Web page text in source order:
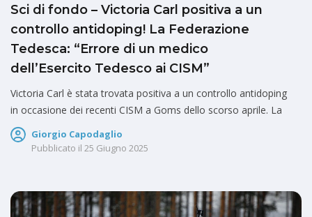
Sci di fondo – Victoria Carl positiva a un
controllo antidoping! La Federazione
Tedesca: “Errore di un medico
dell’Esercito Tedesco ai CISM”
Victoria Carl è stata trovata positiva a un controllo antidoping
in occasione dei recenti CISM a Goms dello scorso aprile. La
Giorgio Capodaglio
Pubblicato il 25 Giugno 2025